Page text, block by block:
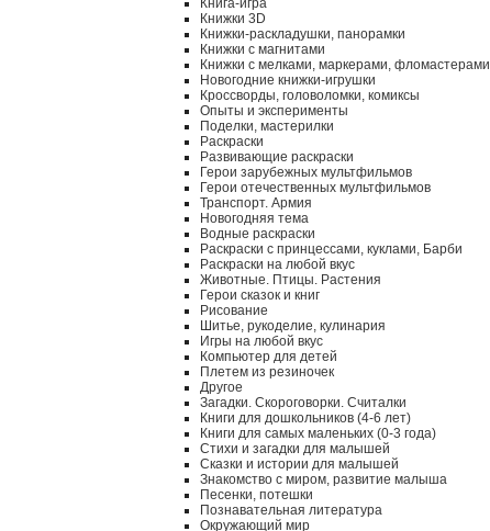
Книга-игра
Книжки 3D
Книжки-раскладушки, панорамки
Книжки с магнитами
Книжки с мелками, маркерами, фломастерами
Новогодние книжки-игрушки
Кроссворды, головоломки, комиксы
Опыты и эксперименты
Поделки, мастерилки
Раскраски
Развивающие раскраски
Герои зарубежных мультфильмов
Герои отечественных мультфильмов
Транспорт. Армия
Новогодняя тема
Водные раскраски
Раскраски с принцессами, куклами, Барби
Раскраски на любой вкус
Животные. Птицы. Растения
Герои сказок и книг
Рисование
Шитье, рукоделие, кулинария
Игры на любой вкус
Компьютер для детей
Плетем из резиночек
Другое
Загадки. Скороговорки. Считалки
Книги для дошкольников (4-6 лет)
Книги для самых маленьких (0-3 года)
Стихи и загадки для малышей
Сказки и истории для малышей
Знакомство с миром, развитие малыша
Песенки, потешки
Познавательная литература
Окружающий мир